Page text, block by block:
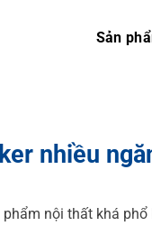
Sản
nhiều
nội thất khá